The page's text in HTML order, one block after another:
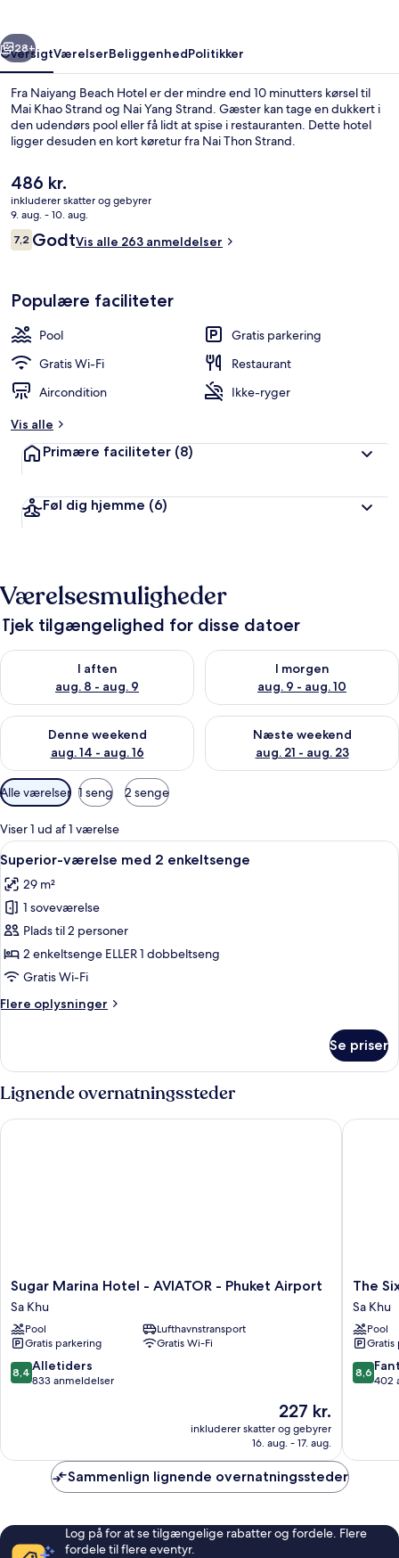
Tæt på stranden
Næste
28+
OversigtVærelserBeliggenhedPolitikker
Fra Naiyang Beach Hotel er der mindre end 10 minutters kørsel til
Mai Khao Strand og Nai Yang Strand. Gæster kan tage en dukkert i
den udendørs pool eller få lidt at spise i restauranten. Dette hotel
ligger desuden en kort køretur fra Nai Thon Strand.
Den
nuværende
pris
er
486 kr.
486 kr.
inkluderer skatter og gebyrer
9. aug. - 10. aug.
Anmeldelser
7,27,2 ud af 10.
GodtVis alle 263 anmeldelser
Populære faciliteter
Pool
Gratis parkering
Gratis Wi-Fi
Restaurant
Aircondition
Ikke-ryger
Vis alle
Primære faciliteter (8)
Føl dig hjemme (6)
Værelsesmuligheder
Tjek tilgængelighed for disse datoer
I aften
aug. 8 - aug. 9
Tjek tilgængelighed for i aften aug. 8 - aug. 9
I morgen
aug. 9 - aug. 10
Tjek tilgængelighed for i
Denne weekend
aug. 14 - aug. 16
Tjek tilgængelighed for denne weekend aug. 14 - aug. 16
Næste weekend
aug. 21 - aug. 23
Tjek tilgængelighed for næste
Tilgængelige
filtre
for
værelser
Alle værelser 1 seng 2 senge
Viser 1 ud af 1 værelse
Indlæs
alle
billeder
af
Superior-
værelse
med
enkeltsenge
Et hotelværelse med to senge, et
7
Superior-værelse med 2 enkeltsenge
29 m²
1 soveværelse
Plads til 2 personer
2 enkeltsenge ELLER 1 dobbeltseng
Gratis Wi-Fi
Flere oplysninger
Flere
værelse
med
2
enkeltsenge
Se priser
Lignende overnatningssteder
Sugar
Marina
Hotel
-
AVIATOR
-
Phuket
Sugar Marina Hotel - AVIATOR - Phuket Airport
Sa Khu
Pool
Lufthavnstransport
Gratis parkering
Gratis Wi-Fi
8.4
ud
anmeldelser
8,4 Alletiders
833 anmeldelser
Prisen
227 kr.
227 kr.
inkluderer skatter og gebyrer
16. aug. - 17. aug.
Sugar Marina Hotel - AVIATOR - Phuket Airport
The
Naiyang
Beach
Hotel
Sa
Khu
The
Sa Khu
Pool
Gratis
8.6
ud
8,6
402
The
Sammenlign lignende overnatningssteder
Log på for at se tilgængelige rabatter og fordele. Flere
fordele til flere eventyr.